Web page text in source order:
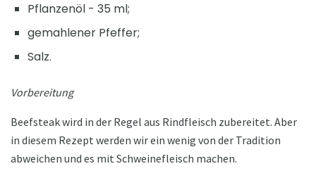
Pflanzenöl - 35 ml;
gemahlener Pfeffer;
Salz.
Vorbereitung
Beefsteak wird in der Regel aus Rindfleisch zubereitet. Aber
in diesem Rezept werden wir ein wenig von der Tradition
abweichen und es mit Schweinefleisch machen.